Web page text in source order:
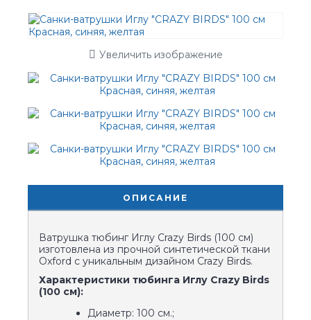
Увеличить изображение
ОПИСАНИЕ
Ватрушка тюбинг Иглу Crazy Birds (100 см)
изготовлена из прочной синтетической ткани
Oxford с уникальным дизайном Crazy Birds.
Характеристики тюбинга Иглу Crazy Birds
(100 см):
Диаметр: 100 см.;